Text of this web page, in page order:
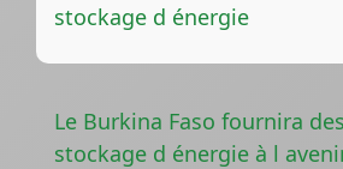
stockage d énergie
Le Burkina Faso fournira
stockage d énergie à l